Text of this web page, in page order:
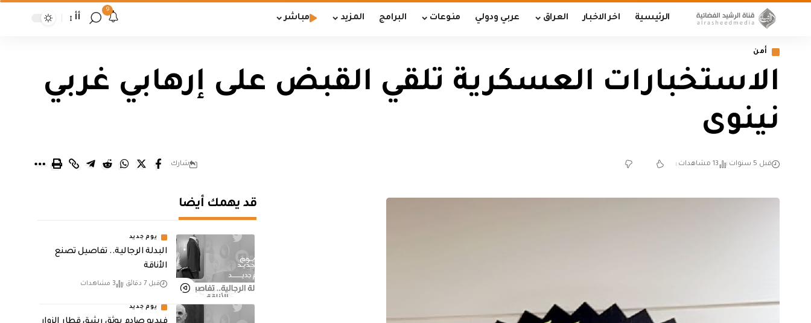
الرئيسية اخر الاخبار العراق عربي ودولي منوعات البرامج المزيد مباشر
9
أأ
أمن
الاستخبارات العسكرية تلقي القبض على إرهابي غربي
نينوى
قبل 5 سنوات 13 مشاهدات شارك
قد يهمك أيضا
يوم جديد
البدلة الرجالية.. تفاصيل تصنع
الأناقة
قبل 7 دقائق 3 مشاهدات
يوم جديد